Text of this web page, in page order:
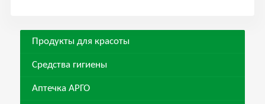
Продукты для красоты
Средства гигиены
Аптечка АРГО